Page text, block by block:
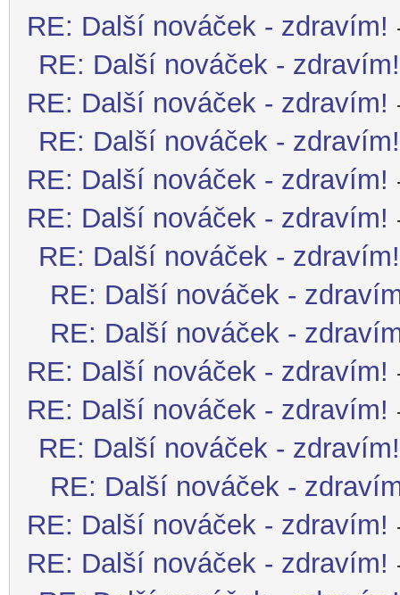
RE: Další nováček - zdravím!
RE: Další nováček - zdravím!
RE: Další nováček - zdravím!
RE: Další nováček - zdravím!
RE: Další nováček - zdravím!
RE: Další nováček - zdravím!
RE: Další nováček - zdravím!
RE: Další nováček -
RE: Další nováček -
RE: Další nováček - zdravím!
RE: Další nováček - zdravím!
RE: Další nováček - zdravím!
RE: Další nováček -
RE: Další nováček - zdravím!
RE: Další nováček - zdravím!